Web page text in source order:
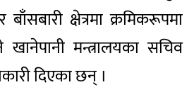
क्षेत्रमा क्रमिकरूपमा
खानेपानी मन्त्रालयका सचिव
दिएका छन् ।